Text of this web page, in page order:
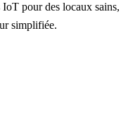
pour des locaux sains,
simplifiée.